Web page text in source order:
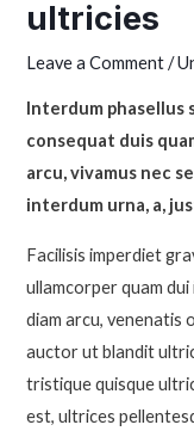
ultricies
Leave a Comment /
Interdum
consequat duis
arcu, vivamus nec
interdum urna, a,
Facilisis imperdiet
ullamcorper quam
diam arcu, venenatis
auctor ut blandit
tristique quisque
est, ultrices